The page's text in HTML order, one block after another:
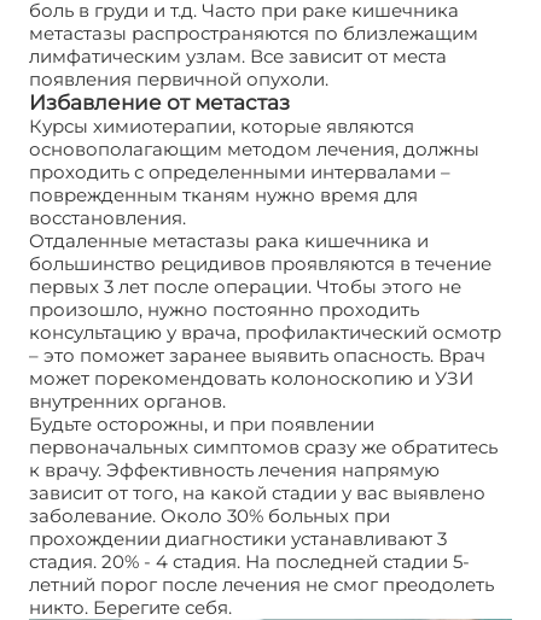
боль в груди и т.д. Часто при раке кишечника
метастазы распространяются по близлежащим
лимфатическим узлам. Все зависит от места
появления первичной опухоли.
Избавление от метастаз
Курсы химиотерапии, которые являются
основополагающим методом лечения, должны
проходить с определенными интервалами –
поврежденным тканям нужно время для
восстановления.
Отдаленные метастазы рака кишечника и
большинство рецидивов проявляются в течение
первых 3 лет после операции. Чтобы этого не
произошло, нужно постоянно проходить
консультацию у врача, профилактический осмотр
– это поможет заранее выявить опасность. Врач
может порекомендовать колоноскопию и УЗИ
внутренних органов.
Будьте осторожны, и при появлении
первоначальных симптомов сразу же обратитесь
к врачу. Эффективность лечения напрямую
зависит от того, на какой стадии у вас выявлено
заболевание. Около 30% больных при
прохождении диагностики устанавливают 3
стадия. 20% - 4 стадия. На последней стадии 5-
летний порог после лечения не смог преодолеть
никто. Берегите себя.